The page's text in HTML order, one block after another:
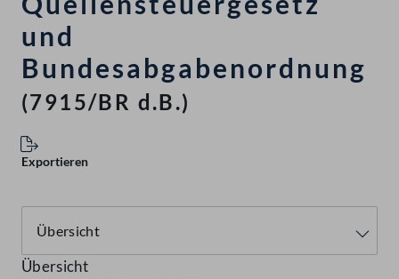
und
Bundesabgabenordnung
(7915/BR d.B.)
Exportieren
Übersicht